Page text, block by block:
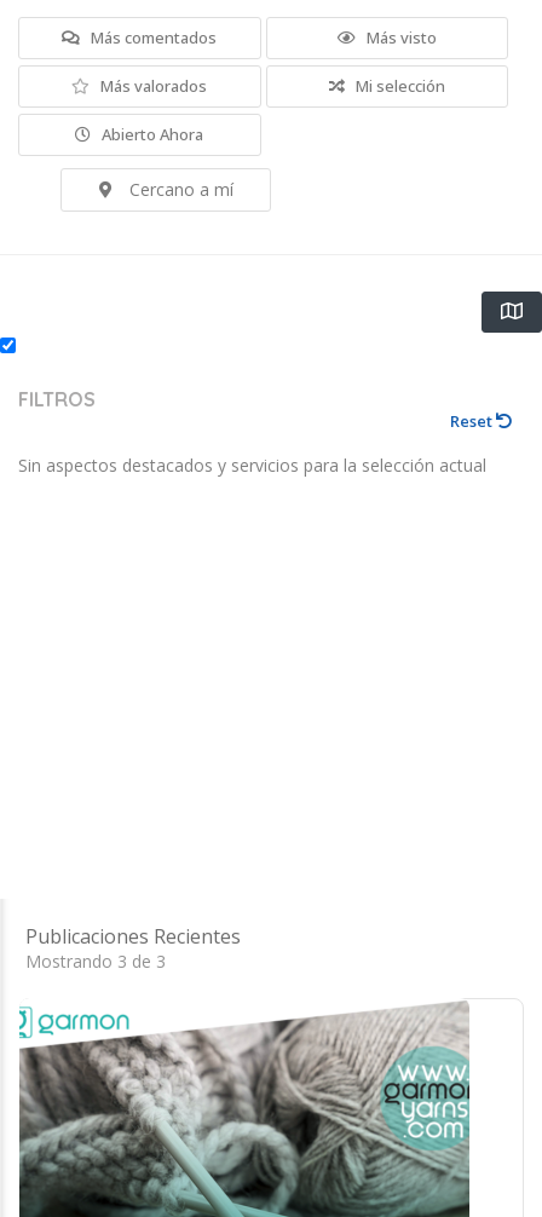
Más comentados Más visto
Más valorados Mi selección
Abierto Ahora
Cercano a mí
FILTROS
Reset
Sin aspectos destacados y servicios para la selección actual
Publicaciones Recientes
Mostrando 3 de 3